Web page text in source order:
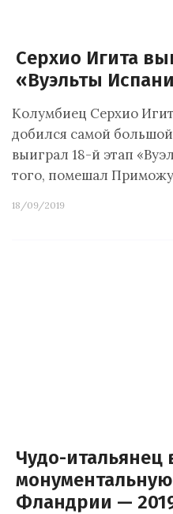
Серхио Игита
«Вуэльты
Колумбиец Серхио
добился самой
выиграл 18-й этап
того, помешал
18/09/2019
Чудо-итальянец
Фландрии —